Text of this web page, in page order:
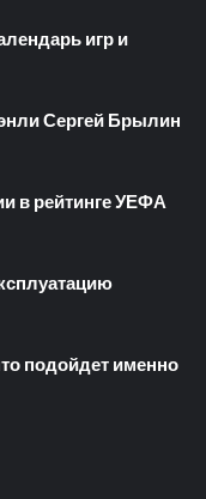
игр и
Сергей Брылин
в рейтинге УЕФА
подойдет именно